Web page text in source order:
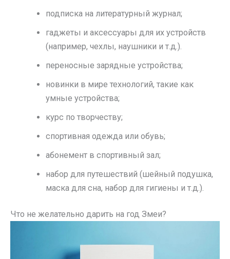
подписка на литературный журнал;
гаджеты и аксессуары для их устройств
(например, чехлы, наушники и т.д.).
переносные зарядные устройства;
новинки в мире технологий, такие как
умные устройства;
курс по творчеству;
спортивная одежда или обувь;
абонемент в спортивный зал;
набор для путешествий (шейный подушка,
маска для сна, набор для гигиены и т.д.).
Что не желательно дарить на год Змеи?